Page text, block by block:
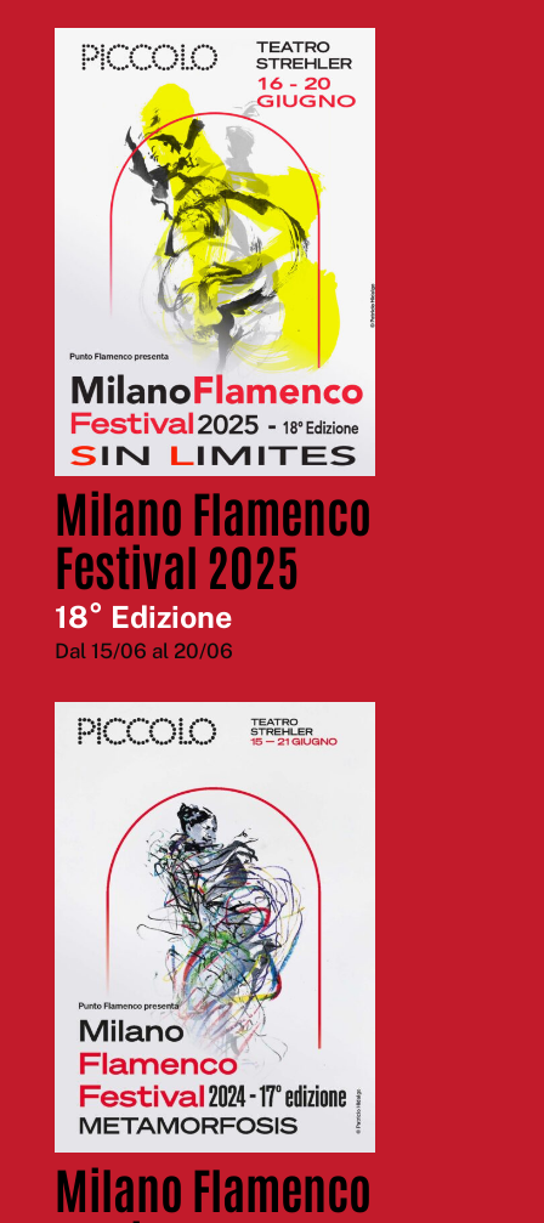
Milano Flamenco
Festival 2025
18° Edizione
Dal 15/06 al 20/06
Milano Flamenco